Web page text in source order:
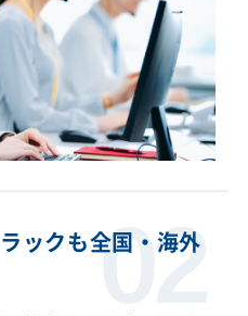
ックも全国・海外